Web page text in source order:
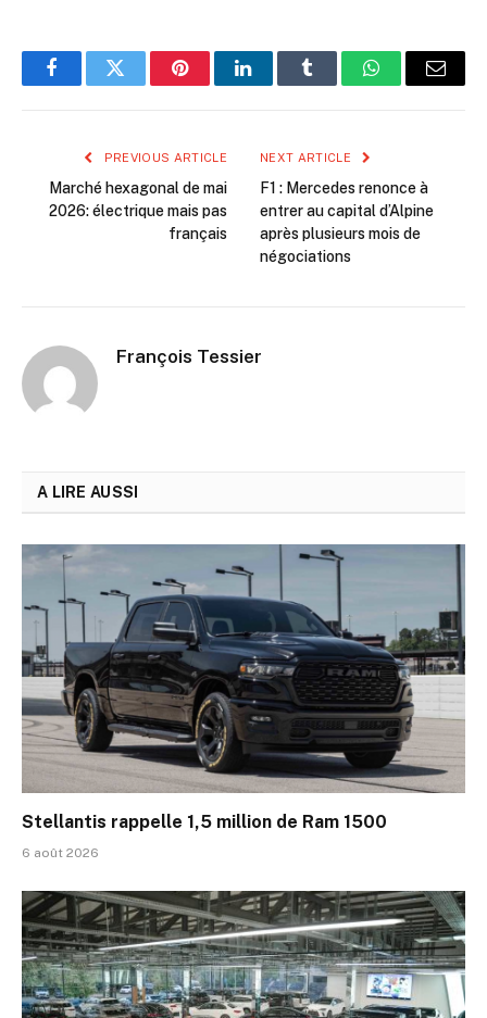
FacebookTwitter PinterestLinkedInTumblr WhatsAppEmail
PREVIOUS ARTICLE
Marché hexagonal de mai
2026: électrique mais pas
français
NEXT ARTICLE
F1 : Mercedes renonce à
entrer au capital d’Alpine
après plusieurs mois de
négociations
François Tessier
A LIRE AUSSI
Stellantis rappelle 1,5 million de Ram 1500
6 août 2026